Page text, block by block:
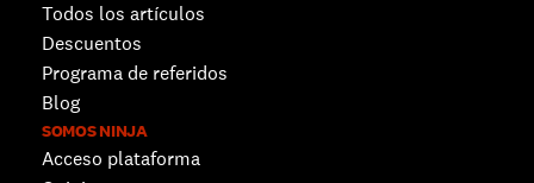
Todos los artículos
Descuentos
Programa de referidos
Blog
SOMOS NINJA
Acceso plataforma